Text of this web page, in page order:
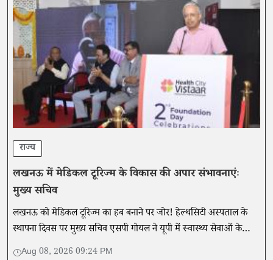
राज्य
लखनऊ में मेडिकल टूरिज्म के विकास की अपार संभावनाएंः
मुख्य सचिव
लखनऊ को मेडिकल टूरिज्म का हब बनाने पर जोर! हेल्थसिटी अस्पताल के
स्थापना दिवस पर मुख्य सचिव एसपी गोयल ने यूपी में स्वास्थ्य सेवाओं के
विस्तार और संभावनाओं पर की चर्चा।
Aug 08, 2026 09:24 PM